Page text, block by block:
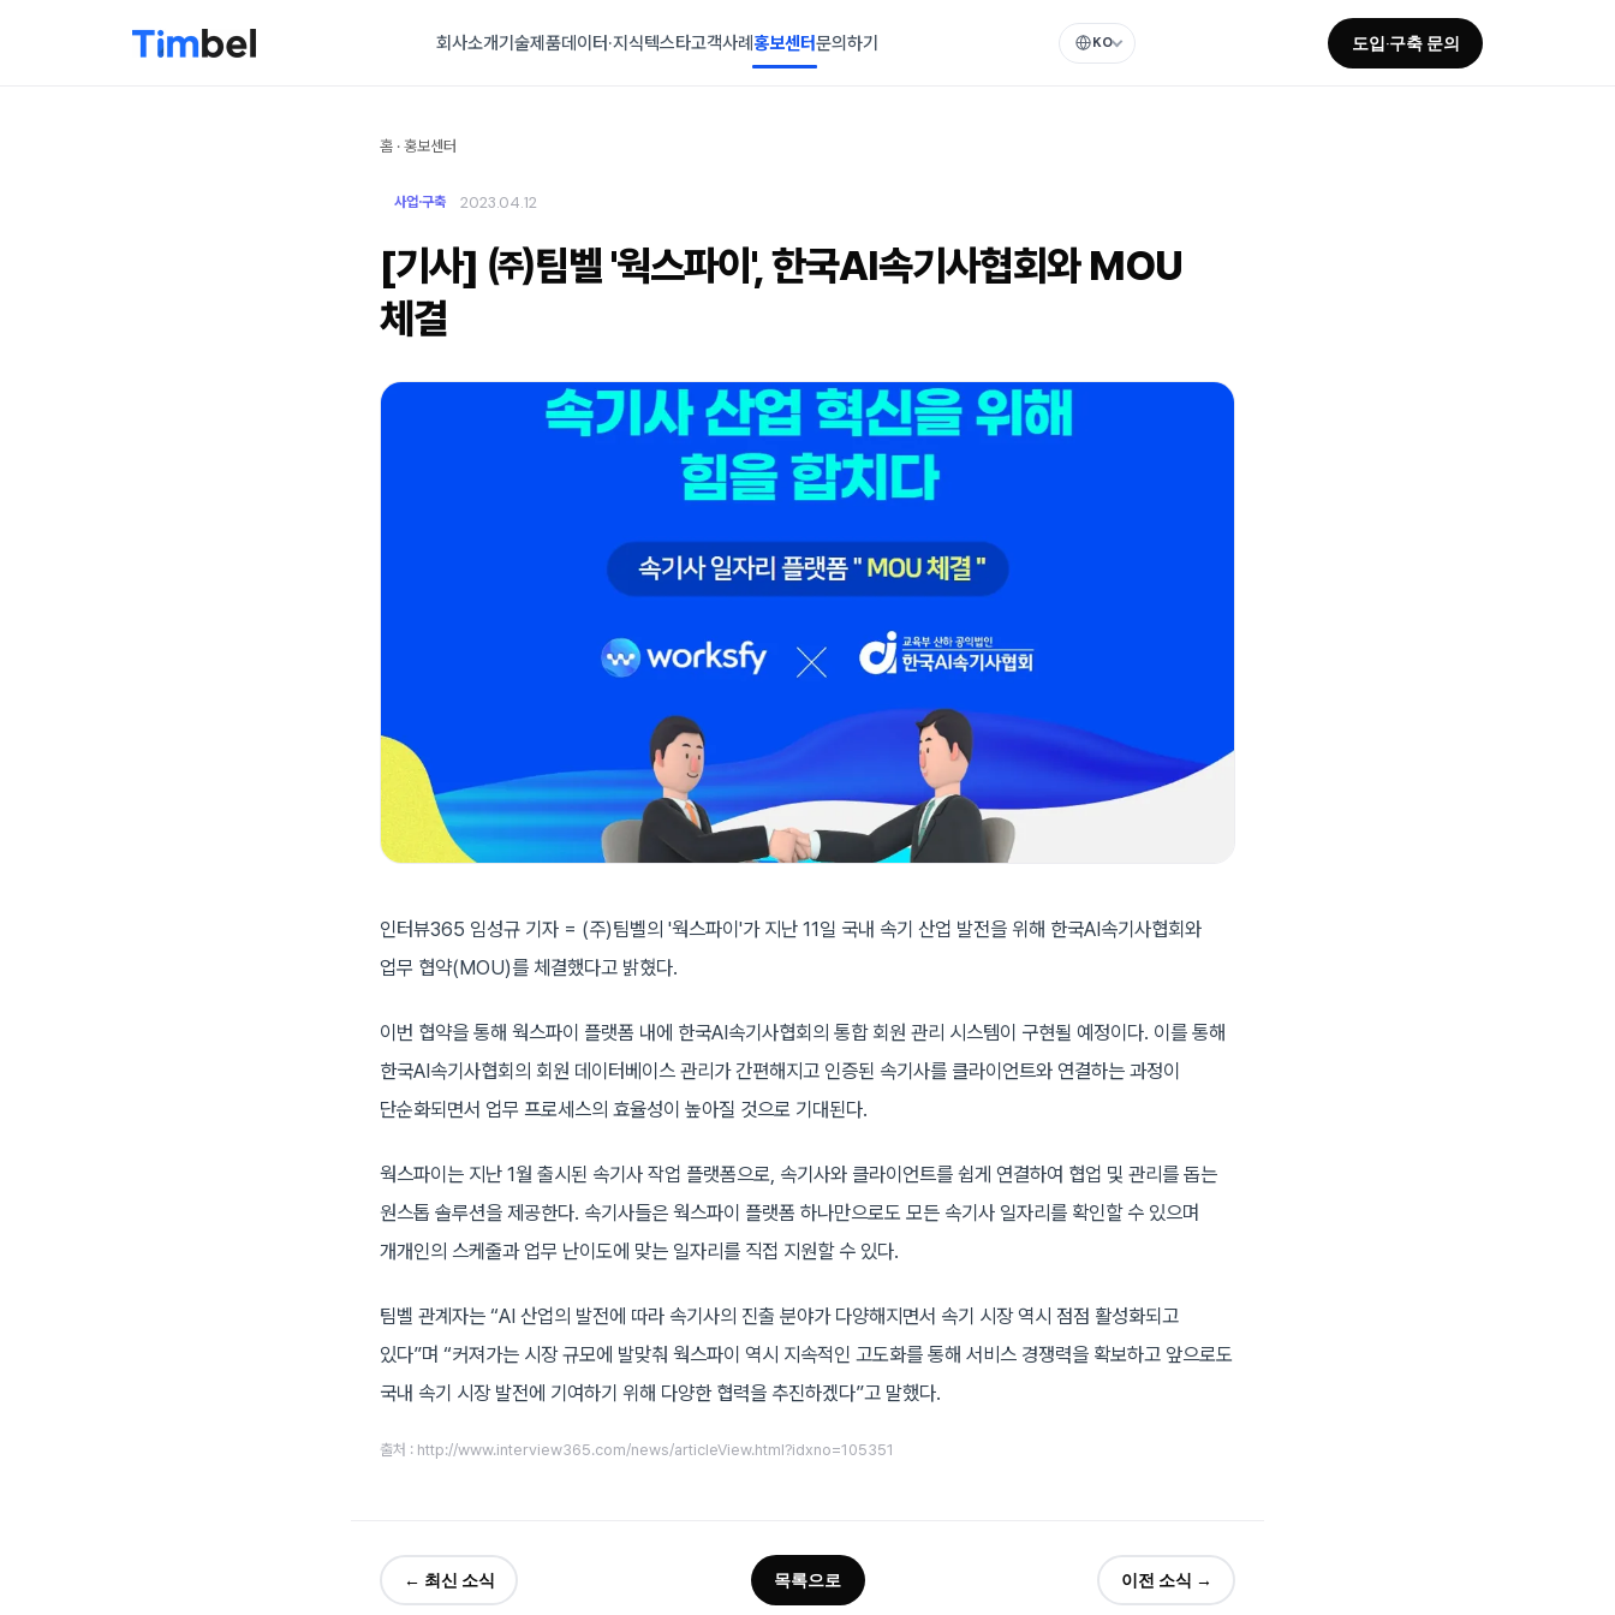
회사소개기술제품데이터·지식텍스타고객사례홍보센터문의하기 KO 도입·구축 문의
홈 · 홍보센터
사업·구축 2023.04.12
[기사] ㈜팀벨 '웍스파이', 한국AI속기사협회와 MOU
체결
인터뷰365 임성규 기자 = (주)팀벨의 '웍스파이'가 지난 11일 국내 속기 산업 발전을 위해 한국AI속기사협회와
업무 협약(MOU)를 체결했다고 밝혔다.
이번 협약을 통해 웍스파이 플랫폼 내에 한국AI속기사협회의 통합 회원 관리 시스템이 구현될 예정이다. 이를 통해
한국AI속기사협회의 회원 데이터베이스 관리가 간편해지고 인증된 속기사를 클라이언트와 연결하는 과정이
단순화되면서 업무 프로세스의 효율성이 높아질 것으로 기대된다.
웍스파이는 지난 1월 출시된 속기사 작업 플랫폼으로, 속기사와 클라이언트를 쉽게 연결하여 협업 및 관리를 돕는
원스톱 솔루션을 제공한다. 속기사들은 웍스파이 플랫폼 하나만으로도 모든 속기사 일자리를 확인할 수 있으며
개개인의 스케줄과 업무 난이도에 맞는 일자리를 직접 지원할 수 있다.
팀벨 관계자는 “AI 산업의 발전에 따라 속기사의 진출 분야가 다양해지면서 속기 시장 역시 점점 활성화되고
있다”며 “커져가는 시장 규모에 발맞춰 웍스파이 역시 지속적인 고도화를 통해 서비스 경쟁력을 확보하고 앞으로도
국내 속기 시장 발전에 기여하기 위해 다양한 협력을 추진하겠다”고 말했다.
출처 : http://www.interview365.com/news/articleView.html?idxno=105351
← 최신 소식 목록으로 이전 소식 →